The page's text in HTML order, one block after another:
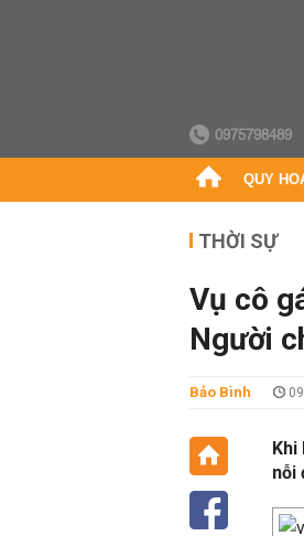
0975798489
QUY
THỜI SỰ
Vụ cô
Người
Bảo Bình
Khi
nỗi